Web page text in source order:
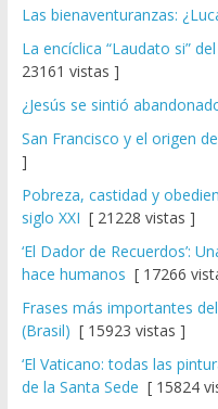
Las bienaventuranzas:
La encíclica “Laudato si”
23161 vistas ]
¿Jesús se sintió
San Francisco y el origen
]
Pobreza, castidad y
siglo XXI [ 21228 vistas ]
‘El Dador de Recuerdos’:
hace humanos [ 17266
Frases más importantes
(Brasil) [ 15923 vistas ]
‘El Vaticano: todas las
de la Santa Sede [ 15824